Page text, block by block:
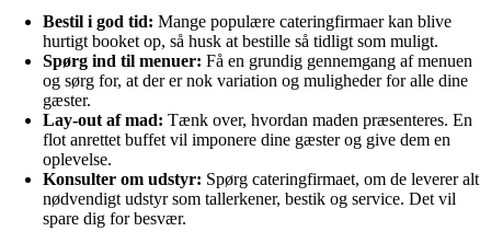
Bestil i god tid: Mange populære cateringfirmaer kan blive
hurtigt booket op, så husk at bestille så tidligt som muligt.
Spørg ind til menuer: Få en grundig gennemgang af menuen
og sørg for, at der er nok variation og muligheder for alle dine
gæster.
Lay-out af mad: Tænk over, hvordan maden præsenteres. En
flot anrettet buffet vil imponere dine gæster og give dem en
oplevelse.
Konsulter om udstyr: Spørg cateringfirmaet, om de leverer alt
nødvendigt udstyr som tallerkener, bestik og service. Det vil
spare dig for besvær.